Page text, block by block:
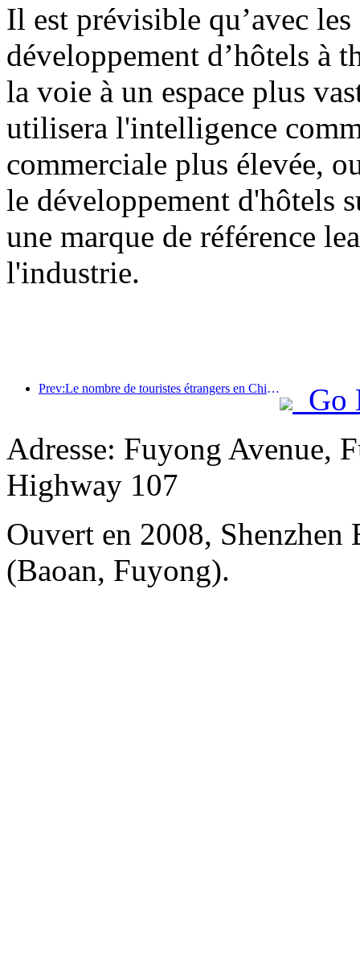
Il est prévisible qu’avec
développement d’hôtels à
la voie à un espace plus
utilisera l'intelligence
commerciale plus élevée,
le développement d'hôtels
une marque de référence
l'industrie.
Prev:Le nombre de touristes étrangers en Chine a augmenté de 40 % au premier trimestre
Go
Adresse: Fuyong Avenue,
Highway 107
Ouvert en 2008,
(Baoan, Fuyong).